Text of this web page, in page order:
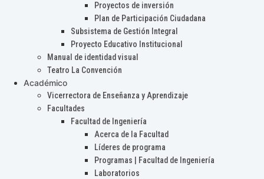
Proyectos de inversión
Plan de Participación Ciudadana
Subsistema de Gestión Integral
Proyecto Educativo Institucional
Manual de identidad visual
Teatro La Convención
Académico
Vicerrectora de Enseñanza y Aprendizaje
Facultades
Facultad de Ingeniería
Acerca de la Facultad
Líderes de programa
Programas | Facultad de Ingeniería
Laboratorios